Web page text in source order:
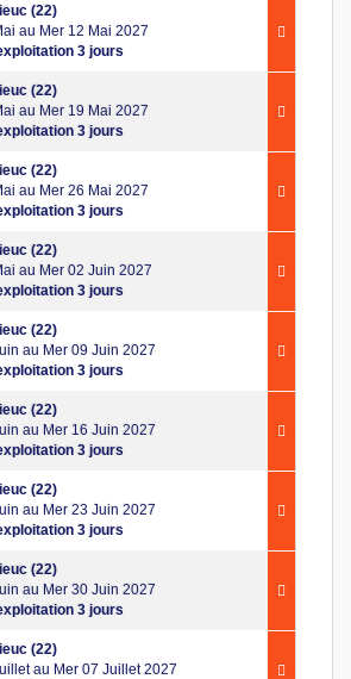
(22)
au Mer 12 Mai 2027
3 jours
(22)
au Mer 19 Mai 2027
3 jours
(22)
au Mer 26 Mai 2027
3 jours
(22)
au Mer 02 Juin 2027
3 jours
(22)
au Mer 09 Juin 2027
3 jours
(22)
au Mer 16 Juin 2027
3 jours
(22)
au Mer 23 Juin 2027
3 jours
(22)
au Mer 30 Juin 2027
3 jours
(22)
au Mer 07 Juillet 2027